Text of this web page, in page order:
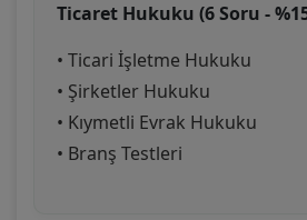
Ticaret Hukuku (6 Soru -
• Ticari İşletme Hukuku
• Şirketler Hukuku
• Kıymetli Evrak Hukuku
• Branş Testleri